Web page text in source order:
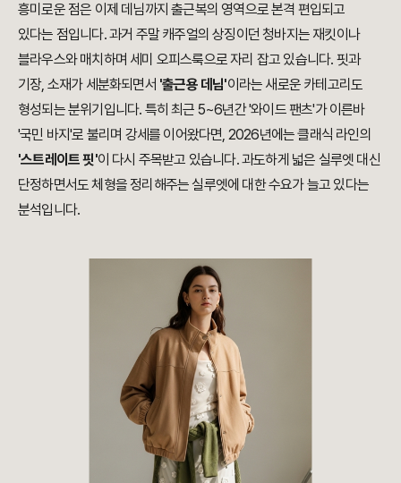
흥미로운 점은 이제 데님까지 출근복의 영역으로 본격 편입되고
있다는 점입니다. 과거 주말 캐주얼의 상징이던 청바지는 재킷이나
블라우스와 매치하며 세미 오피스룩으로 자리 잡고 있습니다. 핏과
기장, 소재가 세분화되면서 '출근용 데님'이라는 새로운 카테고리도
형성되는 분위기입니다. 특히 최근 5~6년간 '와이드 팬츠'가 이른바
'국민 바지'로 불리며 강세를 이어왔다면, 2026년에는 클래식 라인의
'스트레이트 핏'이 다시 주목받고 있습니다. 과도하게 넓은 실루엣 대신
단정하면서도 체형을 정리해주는 실루엣에 대한 수요가 늘고 있다는
분석입니다.